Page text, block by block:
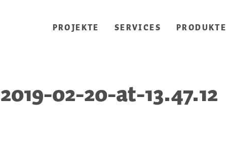
PROJEKTE SERVICES PRODUKTE
02-20-at-13.47.12